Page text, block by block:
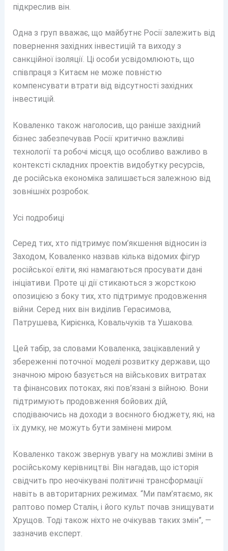
підкреслив він.
Одна з груп вважає, що майбутнє Росії залежить від
повернення західних інвестицій та виходу з
санкційної ізоляції. Ці особи усвідомлюють, що
співпраця з Китаєм не може повністю
компенсувати втрати від відсутності західних
інвестицій.
Коваленко також наголосив, що раніше західний
бізнес забезпечував Росії критично важливі
технології та робочі місця, що особливо важливо в
контексті складних проектів видобутку ресурсів,
де російська економіка залишається залежною від
зовнішніх розробок.
Усі подробиці
Серед тих, хто підтримує пом’якшення відносин із
Заходом, Коваленко назвав кілька відомих фігур
російської еліти, які намагаються просувати дані
ініціативи. Проте ці дії стикаються з жорсткою
опозицією з боку тих, хто підтримує продовження
війни. Серед них він виділив Герасимова,
Патрушева, Кирієнка, Ковальчуків та Ушакова.
Цей табір, за словами Коваленка, зацікавлений у
збереженні поточної моделі розвитку держави, що
значною мірою базується на військових витратах
та фінансових потоках, які пов’язані з війною. Вони
підтримують продовження бойових дій,
сподіваючись на доходи з воєнного бюджету, які, на
їх думку, не можуть бути замінені миром.
Коваленко також звернув увагу на можливі зміни в
російському керівництві. Він нагадав, що історія
свідчить про неочікувані політичні трансформації
навіть в авторитарних режимах. “Ми пам’ятаємо, як
раптово помер Сталін, і його культ почав знищувати
Хрущов. Тоді також ніхто не очікував таких змін”, —
зазначив експерт.